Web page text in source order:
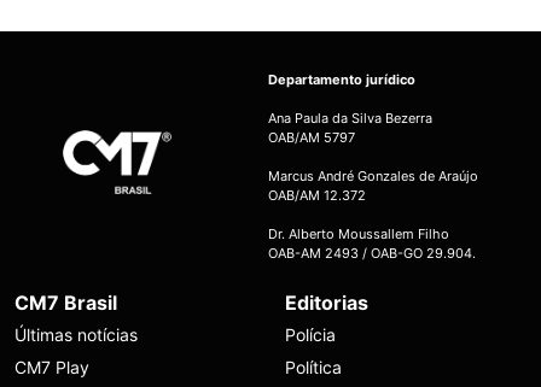
Departamento jurídico
Ana Paula da Silva Bezerra
OAB/AM 5797
Marcus André Gonzales de Araújo
OAB/AM 12.372
Dr. Alberto Moussallem Filho
OAB-AM 2493 / OAB-GO 29.904.
CM7 Brasil
Últimas notícias
CM7 Play
Editorias
Polícia
Política